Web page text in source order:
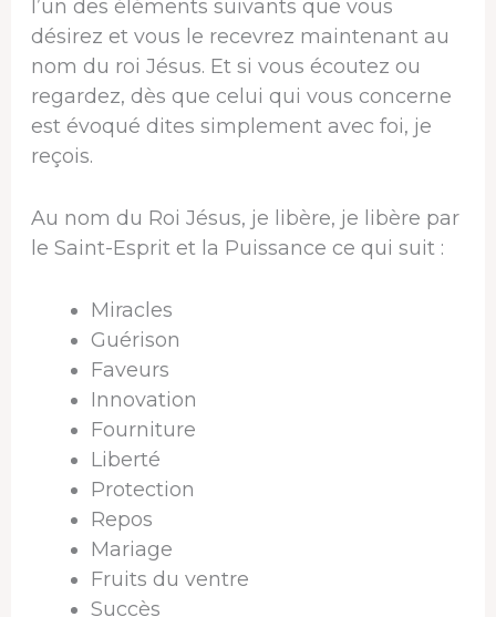
l’un des éléments suivants que vous
désirez et vous le recevrez maintenant au
nom du roi Jésus. Et si vous écoutez ou
regardez, dès que celui qui vous concerne
est évoqué dites simplement avec foi, je
reçois.
Au nom du Roi Jésus, je libère, je libère par
le Saint-Esprit et la Puissance ce qui suit :
Miracles
Guérison
Faveurs
Innovation
Fourniture
Liberté
Protection
Repos
Mariage
Fruits du ventre
Succès